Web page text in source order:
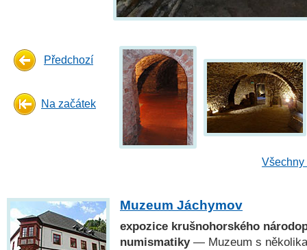
Předchozí
Na začátek
Všechny
Muzeum Jáchymov
expozice krušnohorského
numismatiky— Muzeum s